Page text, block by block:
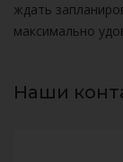
ждать
максимально
Наши